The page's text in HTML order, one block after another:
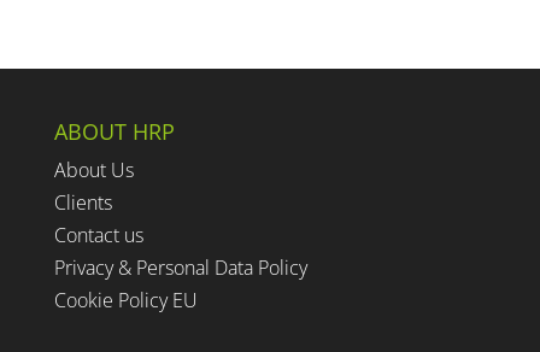
ABOUT HRP
About Us
Clients
Contact us
Privacy & Personal Data Policy
Cookie Policy EU